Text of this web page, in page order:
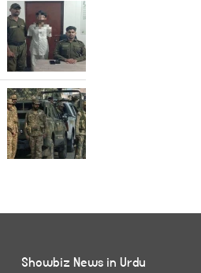
Showbiz News in Urdu